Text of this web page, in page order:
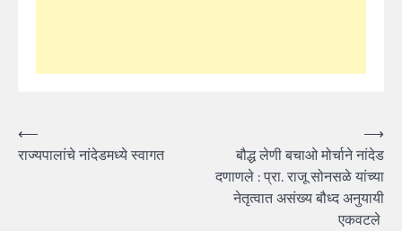
Post
navigation
⟵
राज्यपालांचे नांदेडमध्ये स्वागत
बौद्ध लेणी बचाओ मोर्चाने नांदेड
दणाणले : प्रा. राजू सोनसळे यांच्या
नेतृत्वात असंख्य बौध्द अनुयायी
एकवटले
⟶